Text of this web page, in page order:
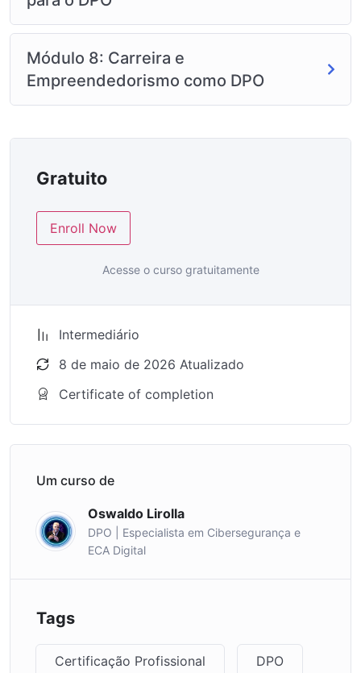
Módulo 8: Carreira e
Empreendedorismo como DPO
Gratuito
Enroll Now
Acesse o curso gratuitamente
Intermediário
8 de maio de 2026 Atualizado
Certificate of completion
Um curso de
Oswaldo Lirolla
DPO | Especialista em Cibersegurança e
ECA Digital
Tags
Certificação Profissional DPO